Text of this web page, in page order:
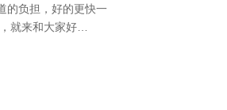
的负担，好的更快一
就来和大家好…